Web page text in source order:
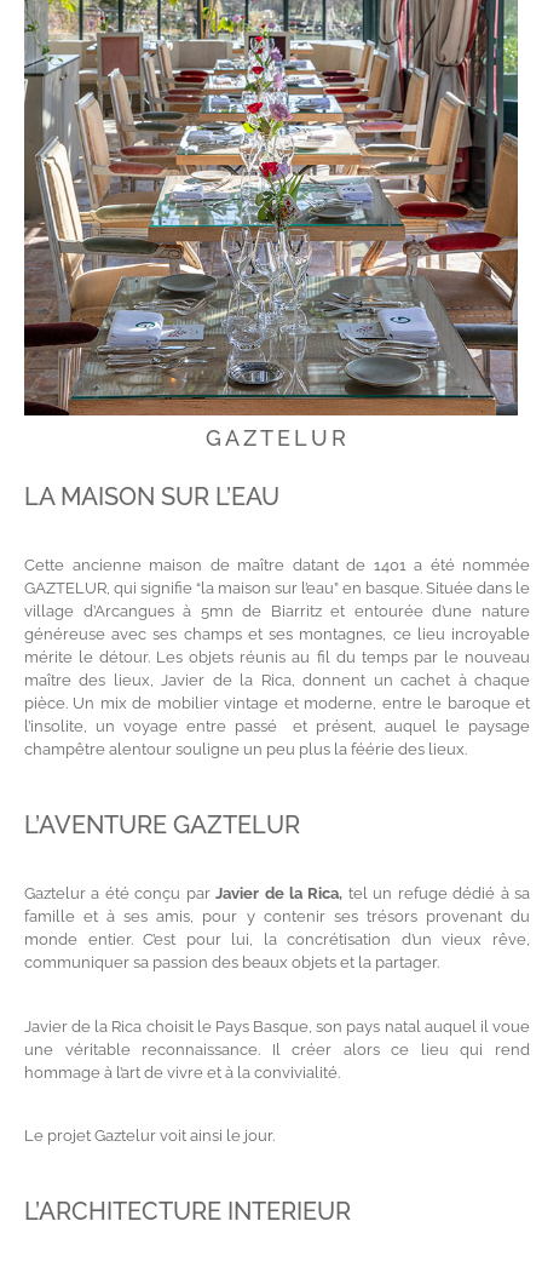
GAZTELUR
LA MAISON SUR L’EAU
Cette ancienne maison de maître datant de 1401 a été nommée
GAZTELUR, qui signifie “la maison sur l’eau” en basque. Située dans le
village d’Arcangues à 5mn de Biarritz et entourée d’une nature
généreuse avec ses champs et ses montagnes, ce lieu incroyable
mérite le détour. Les objets réunis au fil du temps par le nouveau
maître des lieux, Javier de la Rica, donnent un cachet à chaque
pièce. Un mix de mobilier vintage et moderne, entre le baroque et
l’insolite, un voyage entre passé et présent, auquel le paysage
champêtre alentour souligne un peu plus la féérie des lieux.
L’AVENTURE GAZTELUR
Gaztelur a été conçu parJavier de la Rica, tel un refuge dédié à sa
famille et à ses amis, pour y contenir ses trésors provenant du
monde entier. C’est pour lui, la concrétisation d’un vieux rêve,
communiquer sa passion des beaux objets et la partager.
Javier de la Rica choisit le Pays Basque, son pays natal auquel il voue
une véritable reconnaissance. Il créer alors ce lieu qui rend
hommage à l’art de vivre et à la convivialité.
Le projet Gaztelur voit ainsi le jour.
L’ARCHITECTURE INTERIEUR